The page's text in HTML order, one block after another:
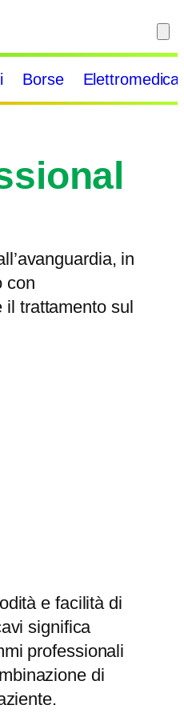
Borse
in
con
trattamento sul
e facilità di
significa
professionali
di